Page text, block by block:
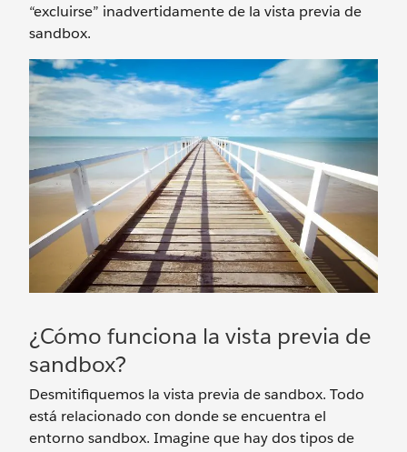
“excluirse” inadvertidamente de la vista previa de
sandbox.
¿Cómo funciona la vista previa de
sandbox?
Desmitifiquemos la vista previa de sandbox. Todo
está relacionado con donde se encuentra el
entorno sandbox. Imagine que hay dos tipos de